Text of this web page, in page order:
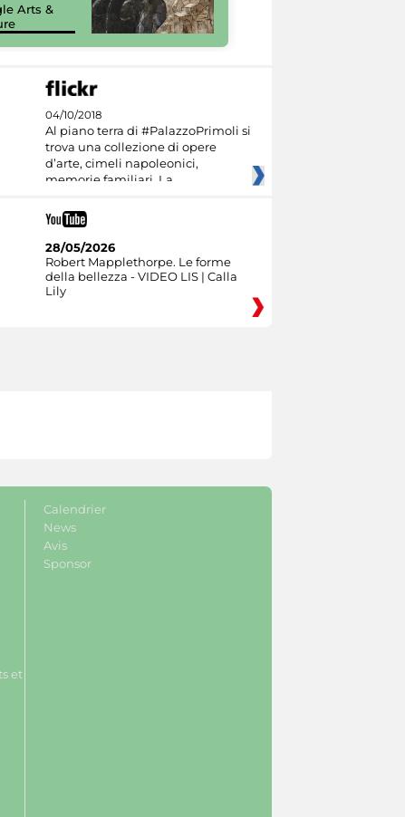
Arts &
04/10/2018
Al piano terra di #PalazzoPrimoli si
trova una collezione di opere
d’arte, cimeli napoleonici,
memorie familiari. La
28/05/2026
Robert Mapplethorpe. Le forme
della bellezza - VIDEO LIS | Calla
Lily
et
Calendrier
News
Avis
Sponsor